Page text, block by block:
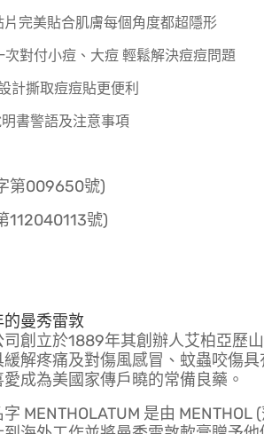
完美貼合肌膚每個角度都超隱形
次對付小痘、大痘 輕鬆解決痘痘問題
計撕取痘痘貼更便利
書警語及注意事項
第009650號)
112040113號)
曼秀雷敦
創立於1889年其創辦人艾柏亞歷
解疼痛及對傷風感冒、蚊蟲咬傷
成為美國家傳戶曉的常備良藥。
MENTHOLATUM 是由